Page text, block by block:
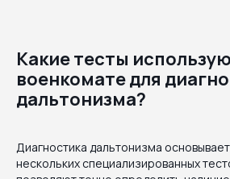
Какие тесты
военкомате для
дальтонизма?
Диагностика дальтонизма
нескольких специализированных